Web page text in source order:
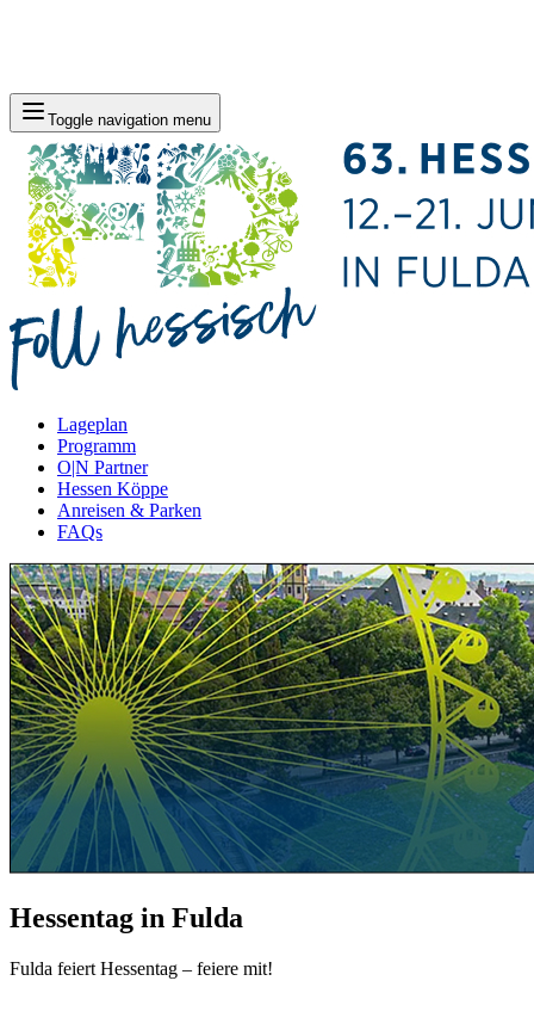
Toggle navigation menu
Lageplan
Programm
O|N Partner
Hessen Köppe
Anreisen & Parken
FAQs
Hessentag in Fulda
Fulda feiert Hessentag – feiere mit!